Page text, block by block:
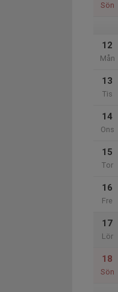
Sön
12
Mån
13
Tis
14
Ons
15
Tor
16
Fre
17
Lör
18
Sön